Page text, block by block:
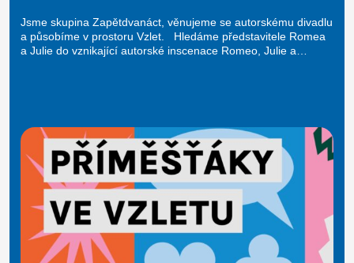
Jsme skupina Zapětdvanáct, věnujeme se autorskému divadlu
a působíme v prostoru Vzlet. Hledáme představitele Romea
a Julie do vznikající autorské inscenace Romeo, Julie a…